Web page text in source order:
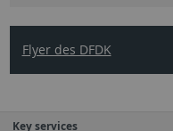
Flyer des DFDK
Key services